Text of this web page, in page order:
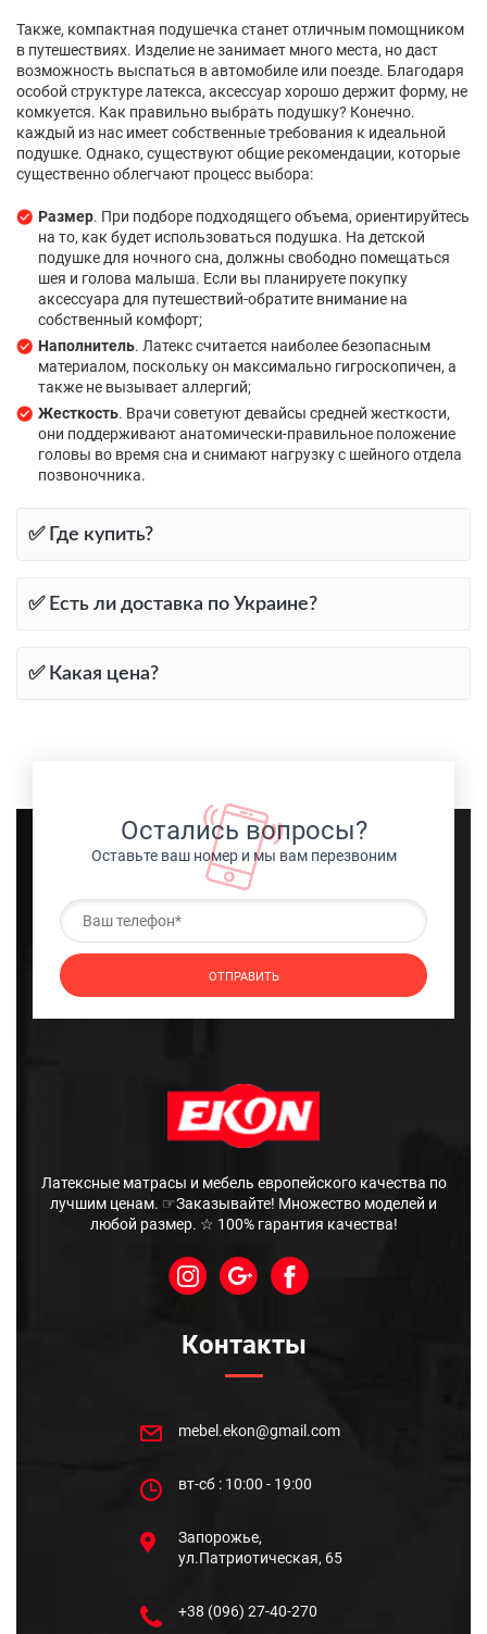
Также, компактная подушечка станет отличным помощником
в путешествиях. Изделие не занимает много места, но даст
возможность выспаться в автомобиле или поезде. Благодаря
особой структуре латекса, аксессуар хорошо держит форму, не
комкуется. Как правильно выбрать подушку? Конечно.
каждый из нас имеет собственные требования к идеальной
подушке. Однако, существуют общие рекомендации, которые
существенно облегчают процесс выбора:
Размер. При подборе подходящего объема, ориентируйтесь
на то, как будет использоваться подушка. На детской
подушке для ночного сна, должны свободно помещаться
шея и голова малыша. Если вы планируете покупку
аксессуара для путешествий-обратите внимание на
собственный комфорт;
Наполнитель. Латекс считается наиболее безопасным
материалом, поскольку он максимально гигроскопичен, а
также не вызывает аллергий;
Жесткость. Врачи советуют девайсы средней жесткости,
они поддерживают анатомически-правильное положение
головы во время сна и снимают нагрузку с шейного отдела
позвоночника.
✅ Где купить?
✅ Есть ли доставка по Украине?
✅ Какая цена?
Остались вопросы?
Оставьте ваш номер и мы вам перезвоним
Латексные матрасы и мебель европейского качества по
лучшим ценам. ☞Заказывайте! Множество моделей и
любой размер. ☆ 100% гарантия качества!
Контакты
mebel.ekon@gmail.com
вт-сб : 10:00 - 19:00
Запорожье,
ул.Патриотическая, 65
+38 (096) 27-40-270